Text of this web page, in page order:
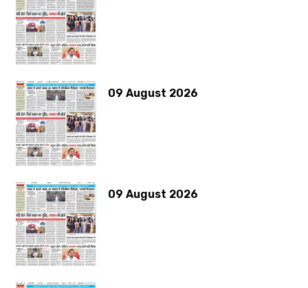
09 August 2026
09 August 2026